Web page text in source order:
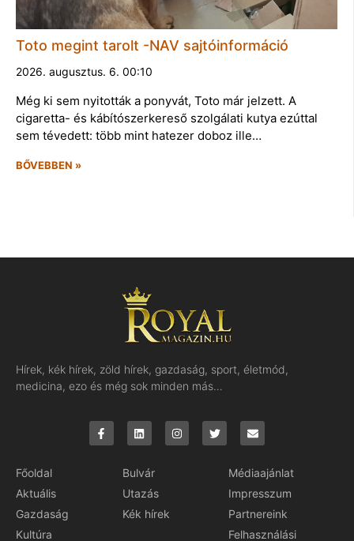
Toto megint tarolt -NAV sajtóinformáció
2026. augusztus. 6. 00:10
Még ki sem nyitották a ponyvát, Toto már jelzett. A
cigaretta- és kábítószerkereső szolgálati kutya ezúttal
sem tévedett: több mint hatezer doboz ille…
BŐVEBBEN »
Hírek, kék hírek, zöld hírek, gazdaság, sport, életmód,
medicina, ezo és még sok minden más…
Főoldal
Aktuális
Gazdaság
Kultúra
Bulvár
Utazás
Kék hírek
Médiaajánlat
Impresszum
Partnereink
Felhasználási